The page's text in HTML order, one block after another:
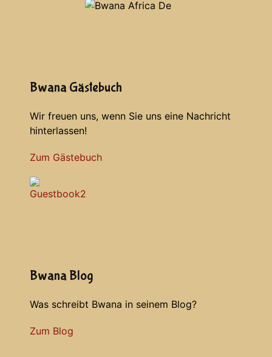
Bwana Gästebuch
Wir freuen uns, wenn Sie uns eine Nachricht
hinterlassen!
Zum Gästebuch
Bwana Blog
Was schreibt Bwana in seinem Blog?
Zum Blog